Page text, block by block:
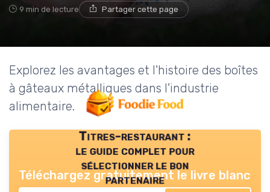
9 min de lecture Partager cette page
Explorez les avantages et l'histoire des boîtes
à gâteaux métalliques dans l'industrie
alimentaire.
Titres-restaurant :
le guide complet pour
sélectionner le bon
partenaire
Téléchargez gratuitement le livre blanc